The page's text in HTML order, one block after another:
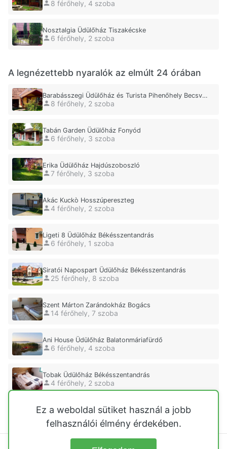
8 férőhely, 4 szoba
Nosztalgia Üdülőház Tiszakécske
6 férőhely, 2 szoba
A legnézettebb nyaralók az elmúlt 24 órában
Barabásszegi Üdülőház és Turista Pihenőhely Becsvölgye
8 férőhely, 2 szoba
Tabán Garden Üdülőház Fonyód
6 férőhely, 3 szoba
Erika Üdülőház Hajdúszoboszló
7 férőhely, 3 szoba
Akác Kuckò Hosszúpereszteg
4 férőhely, 2 szoba
Ligeti 8 Üdülőház Békésszentandrás
6 férőhely, 1 szoba
Siratói Napospart Üdülőház Békésszentandrás
25 férőhely, 8 szoba
Szent Márton Zarándokház Bogács
14 férőhely, 7 szoba
Ani House Üdülőház Balatonmáriafürdő
6 férőhely, 4 szoba
Tobak Üdülőház Békésszentandrás
4 férőhely, 2 szoba
Nimród Pihenőház Egerszalók
12 férőhely, 4 szoba
Ez a weboldal sütiket használ a jobb
felhasználói élmény érdekében.